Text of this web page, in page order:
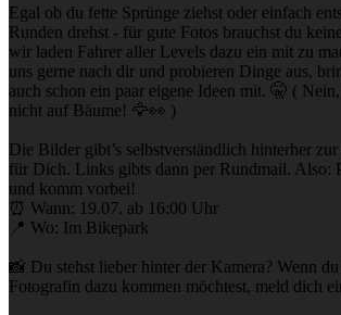
Egal ob du fette Sprünge ziehst oder einfach
Runden drehst - für gute Fotos brauchst du
wir laden Fahrer aller Levels dazu ein mit zu
uns gerne nach dir und probieren Dinge aus,
auch schon ein paar eigene Ideen mit. 🤫 (
nicht auf Bäume! 🦅👀 )
Die Bilder gibt’s selbstverständlich hinterher
für Dich. Links gibts dann per Rundmail. Also:
und komm vorbei!
⏰ Wann: 19.07. ab 16:00 Uhr
📍 Wo: Im Bikepark
📸 Du stehst lieber hinter der Kamera? Wenn
Fotografin dazu kommen möchtest, meld dich